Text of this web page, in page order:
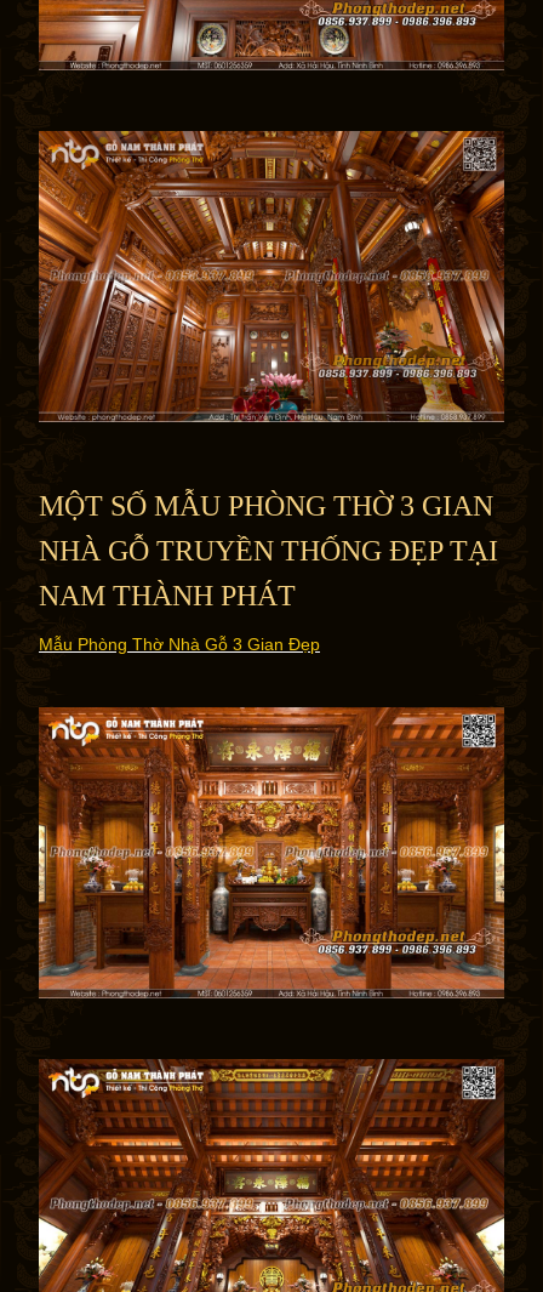
MỘT SỐ MẪU PHÒNG THỜ 3 GIAN
NHÀ GỖ TRUYỀN THỐNG ĐẸP TẠI
NAM THÀNH PHÁT
Mẫu Phòng Thờ Nhà Gỗ 3 Gian Đẹp